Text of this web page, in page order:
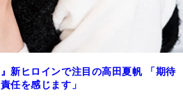
新ヒロインで注目の高田夏帆 「期待
任を感じます」